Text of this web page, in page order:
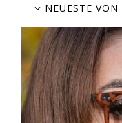
NEUESTE VON